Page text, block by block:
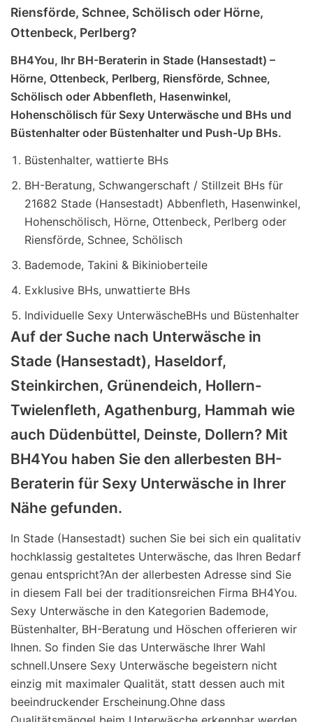
Riensförde, Schnee, Schölisch oder Hörne,
Ottenbeck, Perlberg?
BH4You, Ihr BH-Beraterin in Stade (Hansestadt) –
Hörne, Ottenbeck, Perlberg, Riensförde, Schnee,
Schölisch oder Abbenfleth, Hasenwinkel,
Hohenschölisch für Sexy Unterwäsche und BHs und
Büstenhalter oder Büstenhalter und Push-Up BHs.
Büstenhalter, wattierte BHs
BH-Beratung, Schwangerschaft / Stillzeit BHs für
21682 Stade (Hansestadt) Abbenfleth, Hasenwinkel,
Hohenschölisch, Hörne, Ottenbeck, Perlberg oder
Riensförde, Schnee, Schölisch
Bademode, Takini & Bikinioberteile
Exklusive BHs, unwattierte BHs
Individuelle Sexy UnterwäscheBHs und Büstenhalter
Auf der Suche nach Unterwäsche in
Stade (Hansestadt), Haseldorf,
Steinkirchen, Grünendeich, Hollern-
Twielenfleth, Agathenburg, Hammah wie
auch Düdenbüttel, Deinste, Dollern? Mit
BH4You haben Sie den allerbesten BH-
Beraterin für Sexy Unterwäsche in Ihrer
Nähe gefunden.
In Stade (Hansestadt) suchen Sie bei sich ein qualitativ
hochklassig gestaltetes Unterwäsche, das Ihren Bedarf
genau entspricht?An der allerbesten Adresse sind Sie
in diesem Fall bei der traditionsreichen Firma BH4You.
Sexy Unterwäsche in den Kategorien Bademode,
Büstenhalter, BH-Beratung und Höschen offerieren wir
Ihnen. So finden Sie das Unterwäsche Ihrer Wahl
schnell.Unsere Sexy Unterwäsche begeistern nicht
einzig mit maximaler Qualität, statt dessen auch mit
beeindruckender Erscheinung.Ohne dass